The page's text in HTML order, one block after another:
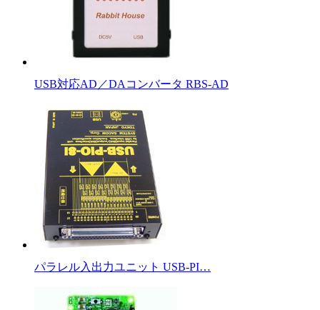
USB対応AD／DAコンバータ RBS-AD
パラレル入出力ユニット USB-PI…